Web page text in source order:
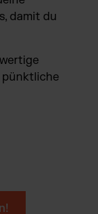
damit du
pünktliche